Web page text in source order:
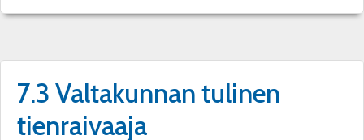
7.3 Valtakunnan tulinen
tienraivaaja